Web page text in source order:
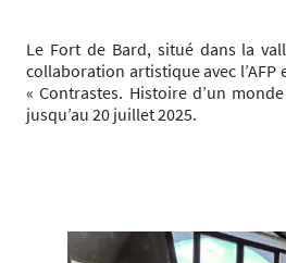
Le Fort de Bard, situé dans la
collaboration artistique avec
« Contrastes. Histoire d’un
jusqu’au 20 juillet 2025.